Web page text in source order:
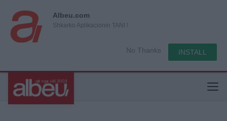
Albeu.com
Shkarko Aplikacionin TANI !
No Thanks INSTALL